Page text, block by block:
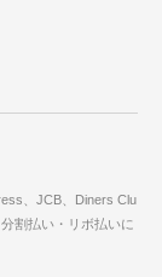
、JCB、Diners Clu
割払い・リボ払いに